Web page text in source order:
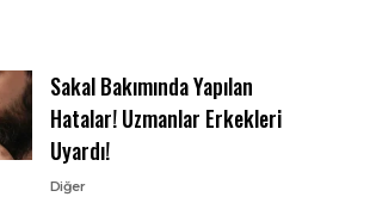
Sakal Bakımında Yapılan
Hatalar! Uzmanlar Erkekleri
Uyardı!
Diğer